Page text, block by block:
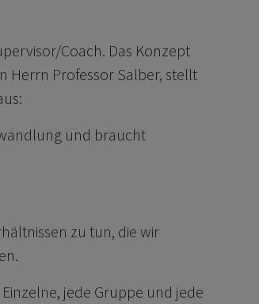
Coach. Das Konzept
Herrn Professor Salber, stellt
und braucht
zu tun, die wir
jede Gruppe und jede